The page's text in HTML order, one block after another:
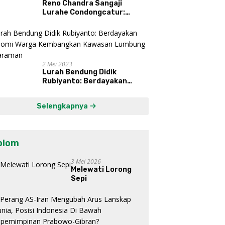
Reno Chandra Sangaji
Lurahe Condongcatur:
Proses, Dengarkan Suara
Masyarakat, dan Syukuri
Hasil
2 Mei 2023
Lurah Bendung Didik
Rubiyanto: Berdayakan
Mataraman
Selengkapnya
3 Mei 2026
Melewati Lorong
Sepi